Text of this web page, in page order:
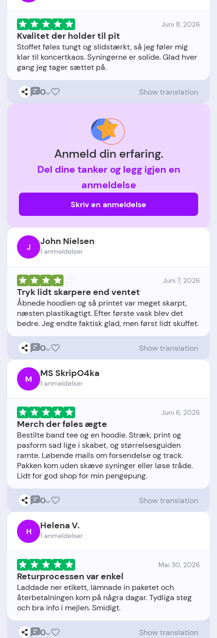
Juni 8, 2026
Kvalitet der holder til pit
Stoffet føles tungt og slidstærkt, så jeg føler mig
klar til koncertkaos. Syningerne er solide. Glad hver
0 Show translation
Anmeld din erfaring.
Del dine tanker og legg igjen en
anmeldelse
Skriv en anmeldelse
J John Nielsen
1 anmeldelser
Juni 7, 2026
Tryk lidt skarpere end ventet
Åbnede hoodien og så printet var meget skarpt,
næsten plastikagtigt. Efter første vask blev det
0 Show translation
M MS SkripO4ka
1 anmeldelser
Juni 6, 2026
Merch der føles ægte
Bestilte band tee og en hoodie. Stræk, print og
pasform sad lige i skabet, og størrelsesguiden
ramte. Løbende mails om forsendelse og track.
Pakken kom uden skæve syninger eller løse tråde.
0 Show translation
H Helena V.
1 anmeldelser
Mai 30, 2026
Returprocessen var enkel
Laddade ner etikett, lämnade in paketet och
återbetalningen kom på några dagar. Tydliga steg
0 Show translation